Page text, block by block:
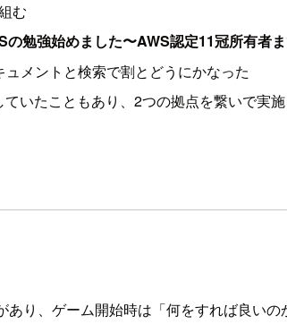
む
勉強始めました〜AWS認定11冠所有者ま
メントと検索で割とどうにかなった
いたこともあり、2つの拠点を繋いで実施
り、ゲーム開始時は「何をすれば良い